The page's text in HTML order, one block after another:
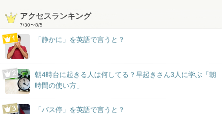
アクセスランキング
7/30〜8/5
「静かに」を英語で言うと？
朝4時台に起きる人は何してる？早起きさん3人に学ぶ「朝
時間の使い方」
「バス停」を英語で言うと？